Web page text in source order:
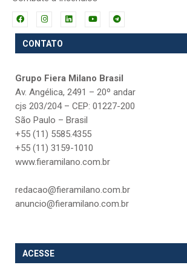
CONTATO
Grupo Fiera Milano Brasil
Av. Angélica, 2491 – 20º andar
cjs 203/204 – CEP: 01227-200
São Paulo – Brasil
+55 (11) 5585.4355
+55 (11) 3159-1010
www.fieramilano.com.br
redacao@fieramilano.com.br
anuncio@fieramilano.com.br
ACESSE